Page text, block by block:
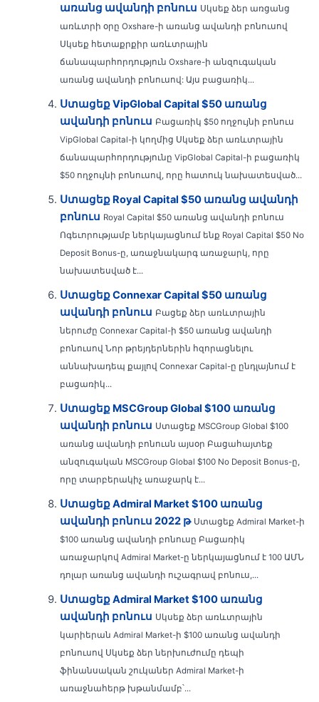
առանց ավանդի բոնուս Սկսեք ձեր առցանց
առևտրի օրը Oxshare-ի առանց ավանդի բոնուսով
Սկսեք հետաքրքիր առևտրային
ճանապարհորդություն Oxshare-ի անզուգական
առանց ավանդի բոնուսով: Այս բացառիկ...
Ստացեք VipGlobal Capital $50 առանց
ավանդի բոնուս Բացառիկ $50 ողջույնի բոնուս
VipGlobal Capital-ի կողմից Սկսեք ձեր առևտրային
ճանապարհորդությունը VipGlobal Capital-ի բացառիկ
$50 ողջույնի բոնուսով, որը հատուկ նախատեսված...
Ստացեք Royal Capital $50 առանց ավանդի
բոնուս Royal Capital $50 առանց ավանդի բոնուս
Ոգեւորությամբ ներկայացնում ենք Royal Capital $50 No
Deposit Bonus-ը, առաջնակարգ առաջարկ, որը
նախատեսված է...
Ստացեք Connexar Capital $50 առանց
ավանդի բոնուս Բացեք ձեր առևտրային
ներուժը Connexar Capital-ի $50 առանց ավանդի
բոնուսով Նոր թրեյդերներին հզորացնելու
աննախադեպ քայլով Connexar Capital-ը ընդլայնում է
բացառիկ...
Ստացեք MSCGroup Global $100 առանց
ավանդի բոնուս Ստացեք MSCGroup Global $100
առանց ավանդի բոնուսն այսօր Բացահայտեք
անզուգական MSCGroup Global $100 No Deposit Bonus-ը,
որը տարբերակիչ առաջարկ է...
Ստացեք Admiral Market $100 առանց
ավանդի բոնուս 2022 թ Ստացեք Admiral Market-ի
$100 առանց ավանդի բոնուսը Բացառիկ
առաջարկով Admiral Market-ը ներկայացնում է 100 ԱՄՆ
դոլար առանց ավանդի ուշագրավ բոնուս,...
Ստացեք Admiral Market $100 առանց
ավանդի բոնուս Սկսեք ձեր առևտրային
կարիերան Admiral Market-ի $100 առանց ավանդի
բոնուսով Սկսեք ձեր ներխուժումը դեպի
ֆինանսական շուկաներ Admiral Market-ի
առաջնահերթ խթանմամբ՝...